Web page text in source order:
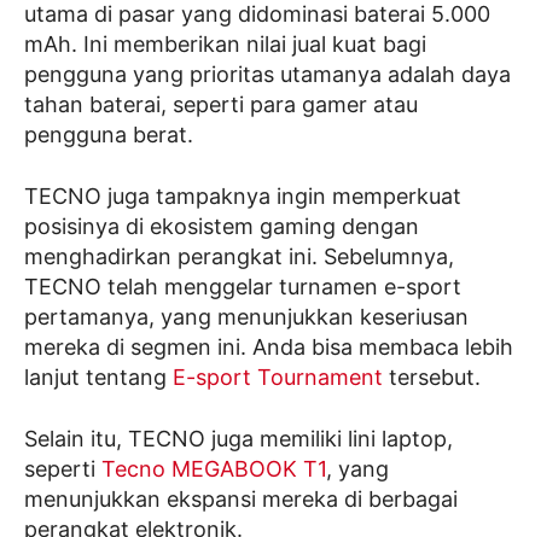
utama di pasar yang didominasi baterai 5.000
mAh. Ini memberikan nilai jual kuat bagi
pengguna yang prioritas utamanya adalah daya
tahan baterai, seperti para gamer atau
pengguna berat.
TECNO juga tampaknya ingin memperkuat
posisinya di ekosistem gaming dengan
menghadirkan perangkat ini. Sebelumnya,
TECNO telah menggelar turnamen e-sport
pertamanya, yang menunjukkan keseriusan
mereka di segmen ini. Anda bisa membaca lebih
lanjut tentang E-sport Tournament tersebut.
Selain itu, TECNO juga memiliki lini laptop,
seperti Tecno MEGABOOK T1, yang
menunjukkan ekspansi mereka di berbagai
perangkat elektronik.